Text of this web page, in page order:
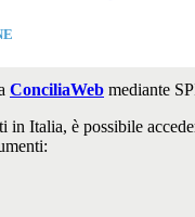
ConciliaWeb mediante
in Italia, è possibile